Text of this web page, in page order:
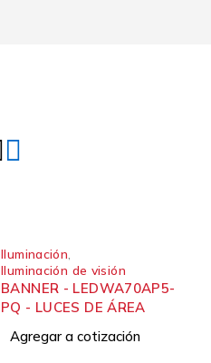
Iluminación
Iluminación de visión
BANNER - LEDWA70AP5-
PQ - LUCES DE ÁREA
Agregar a cotización